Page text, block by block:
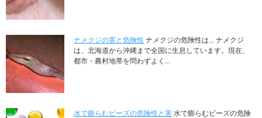
ナメクジの害と危険性 ナメクジの危険性は... ナメクジ
は、北海道から沖縄まで全国に生息しています。現在、
都市・農村地帯を問わずよく...
水で膨らむビーズの危険性と害 水で膨らむビーズの危険